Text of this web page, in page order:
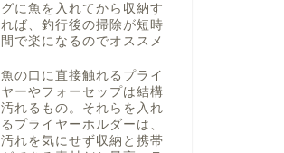
グに魚を入れてから収納す
れば、釣行後の掃除が短時
間で楽になるのでオススメ
魚の口に直接触れるプライ
ヤーやフォーセップは結構
汚れるもの。それらを入れ
るプライヤーホルダーは、
汚れを気にせず収納と携帯